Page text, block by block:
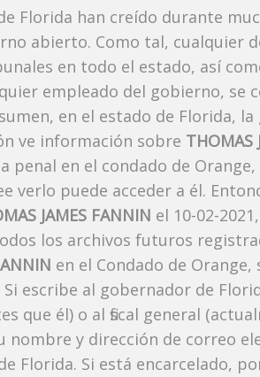
Florida han creído durante
abierto. Como tal, cualquier
en todo el estado, así
empleado del gobierno, se
en el estado de Florida,
ve información sobre THOMAS
penal en el condado de
verlo puede acceder a él.
JAMES FANNIN el 10-02-
los archivos futuros
en el Condado de
escribe al gobernador de
que él) o al fiscal general
nombre y dirección de correo
Florida. Si está encarcelado,